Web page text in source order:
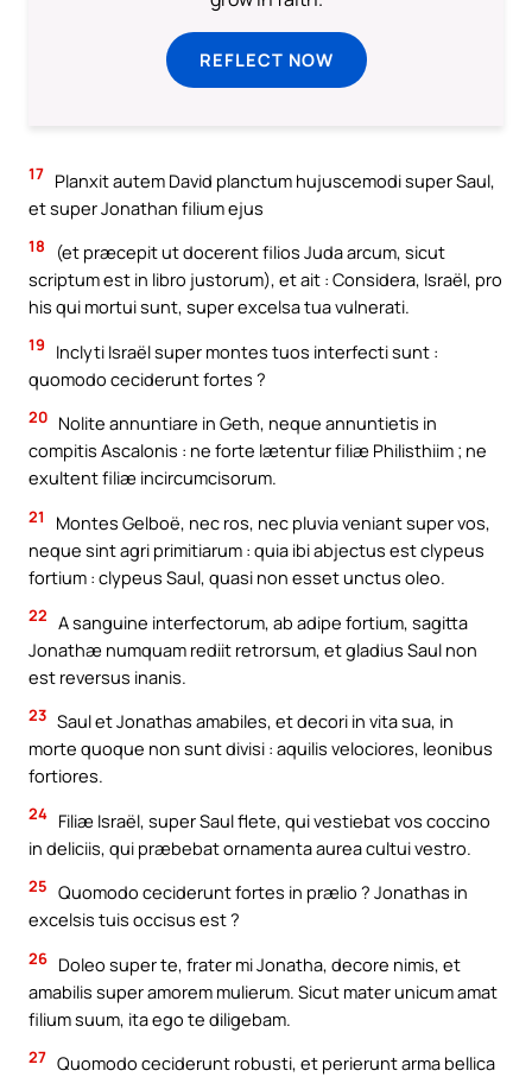
REFLECT NOW
17 Planxit autem David planctum hujuscemodi super Saul,
et super Jonathan filium ejus
18
(et præcepit ut docerent filios Juda arcum, sicut
scriptum est in libro justorum), et ait : Considera, Israël, pro
his qui mortui sunt, super excelsa tua vulnerati.
19
Inclyti Israël super montes tuos interfecti sunt :
quomodo ceciderunt fortes ?
20 Nolite annuntiare in Geth, neque annuntietis in
compitis Ascalonis : ne forte lætentur filiæ Philisthiim ; ne
exultent filiæ incircumcisorum.
21
Montes Gelboë, nec ros, nec pluvia veniant super vos,
neque sint agri primitiarum : quia ibi abjectus est clypeus
fortium : clypeus Saul, quasi non esset unctus oleo.
22 A sanguine interfectorum, ab adipe fortium, sagitta
Jonathæ numquam rediit retrorsum, et gladius Saul non
est reversus inanis.
23 Saul et Jonathas amabiles, et decori in vita sua, in
morte quoque non sunt divisi : aquilis velociores, leonibus
fortiores.
24 Filiæ Israël, super Saul flete, qui vestiebat vos coccino
in deliciis, qui præbebat ornamenta aurea cultui vestro.
25 Quomodo ceciderunt fortes in prælio ? Jonathas in
excelsis tuis occisus est ?
26 Doleo super te, frater mi Jonatha, decore nimis, et
amabilis super amorem mulierum. Sicut mater unicum amat
filium suum, ita ego te diligebam.
27 Quomodo ceciderunt robusti, et perierunt arma bellica